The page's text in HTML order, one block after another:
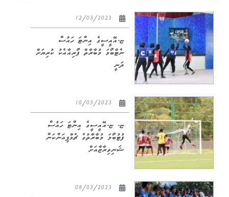
ޏ.އޭއީސީގެ އިންޓަ ހައުސް
ނެޓްބޯޅަ މުބާރާތް ފޯރިއާއެކު ކުރިޔަށް
ދަނީ
ޏ. ޏ.އޭއީސީގެ އިންޓަ ހައުސް
ފުޓުބޯޅަ މުބާރާތުގެ ޗެމްޕިއަންކަން
ޝަނިވިރާޒާއަށް